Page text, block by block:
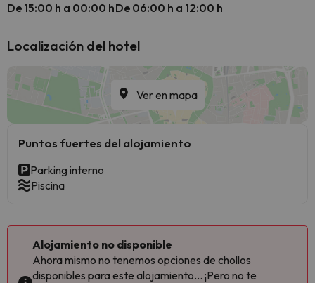
De 15:00 h a 00:00 hDe 06:00 h a 12:00 h
Localización del hotel
Ver en mapa
Puntos fuertes del alojamiento
Parking interno
Piscina
Alojamiento no disponible
Ahora mismo no tenemos opciones de chollos
disponibles para este alojamiento... ¡Pero no te